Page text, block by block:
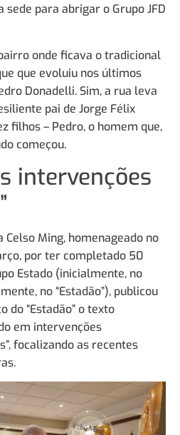
para abrigar o Grupo JFD
onde ficava o tradicional
que evoluiu nos últimos
Donadelli. Sim, a rua leva
pai de Jorge Félix
filhos – Pedro, o homem que,
começou.
intervenções
Celso Ming, homenageado no
por ter completado 50
Estado (inicialmente, no
no “Estadão”), publicou
do “Estadão” o texto
em intervenções
focalizando as recentes